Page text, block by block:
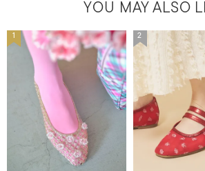
YOU MAY ALSO
1 2